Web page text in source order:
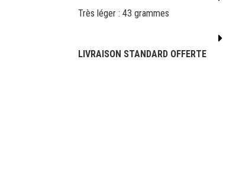
Très léger : 43 grammes
LIVRAISON STANDARD OFFERTE